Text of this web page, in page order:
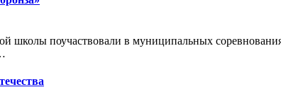
школы поучаствовали в муниципальных